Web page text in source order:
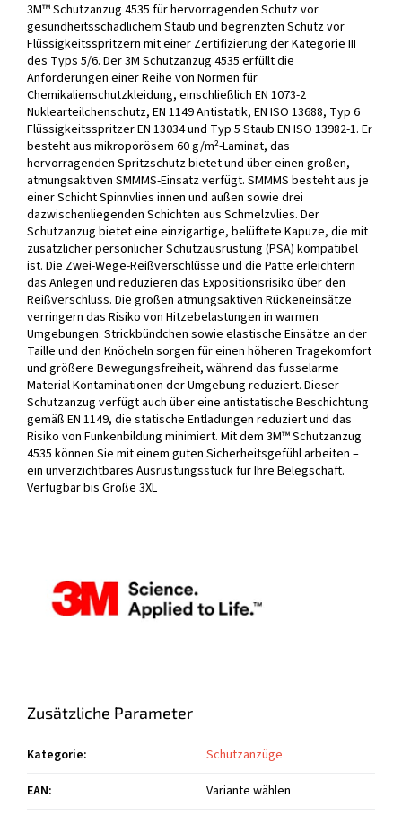
3M™ Schutzanzug 4535 für hervorragenden Schutz vor
gesundheitsschädlichem Staub und begrenzten Schutz vor
Flüssigkeitsspritzern mit einer Zertifizierung der Kategorie III
des Typs 5/6. Der 3M Schutzanzug 4535 erfüllt die
Anforderungen einer Reihe von Normen für
Chemikalienschutzkleidung, einschließlich EN 1073-2
Nuklearteilchenschutz, EN 1149 Antistatik, EN ISO 13688, Typ 6
Flüssigkeitsspritzer EN 13034 und Typ 5 Staub EN ISO 13982-1. Er
besteht aus mikroporösem 60 g/m²-Laminat, das
hervorragenden Spritzschutz bietet und über einen großen,
atmungsaktiven SMMMS-Einsatz verfügt. SMMMS besteht aus je
einer Schicht Spinnvlies innen und außen sowie drei
dazwischenliegenden Schichten aus Schmelzvlies. Der
Schutzanzug bietet eine einzigartige, belüftete Kapuze, die mit
zusätzlicher persönlicher Schutzausrüstung (PSA) kompatibel
ist. Die Zwei-Wege-Reißverschlüsse und die Patte erleichtern
das Anlegen und reduzieren das Expositionsrisiko über den
Reißverschluss. Die großen atmungsaktiven Rückeneinsätze
verringern das Risiko von Hitzebelastungen in warmen
Umgebungen. Strickbündchen sowie elastische Einsätze an der
Taille und den Knöcheln sorgen für einen höheren Tragekomfort
und größere Bewegungsfreiheit, während das fusselarme
Material Kontaminationen der Umgebung reduziert. Dieser
Schutzanzug verfügt auch über eine antistatische Beschichtung
gemäß EN 1149, die statische Entladungen reduziert und das
Risiko von Funkenbildung minimiert. Mit dem 3M™ Schutzanzug
4535 können Sie mit einem guten Sicherheitsgefühl arbeiten –
ein unverzichtbares Ausrüstungsstück für Ihre Belegschaft.
Verfügbar bis Größe 3XL
Zusätzliche Parameter
Kategorie:
Schutzanzüge
EAN: Variante wählen